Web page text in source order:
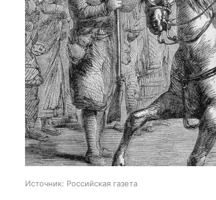
Источник: Российская газета